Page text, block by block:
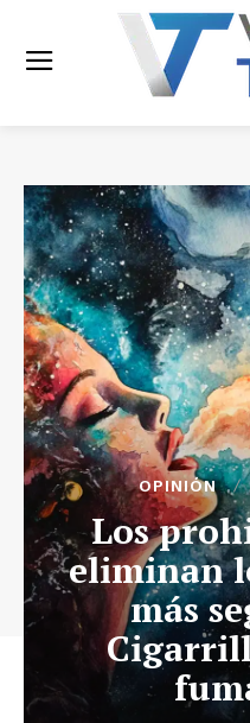
OPINIÓN
Los
eliminan
más